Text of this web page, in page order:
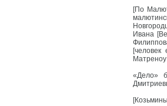
[По
Ивана
«Дело»